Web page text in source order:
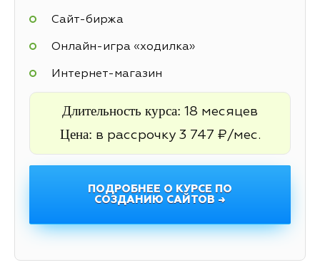
Cайт-биржа
Онлайн-игра «ходилка»
Интернет-магазин
Длительность курса: 18 месяцев
Цена: в рассрочку 3 747 ₽/мес.
ПОДРОБНЕЕ О КУРСЕ ПО
СОЗДАНИЮ САЙТОВ →